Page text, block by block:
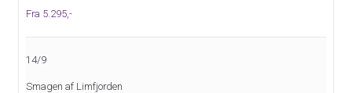
Fra 5.295,-
14/9
Smagen af Limfjorden